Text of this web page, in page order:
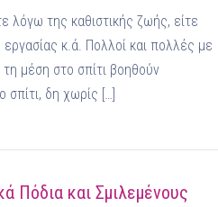
λόγω της καθιστικής ζωής, είτε
κ.ά. Πολλοί και πολλές με
μέση στο σπίτι βοηθούν
σπίτι, δη χωρίς […]
Πόδια και Σμιλεμένους